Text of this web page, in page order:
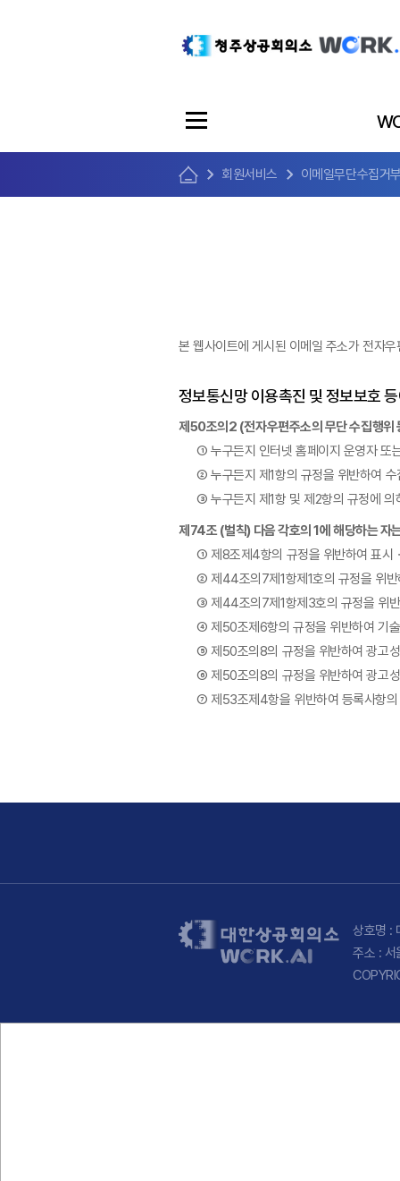
회원서비스 이메일무단수집거
본 웹사이트에 게시된 이메일 주소가 전자
정보통신망 이용촉진 및 정보보호
제50조의2 (전자우편주소의 무단 수집행위
① 누구든지 인터넷 홈페이지 운영자 또
② 누구든지 제1항의 규정을 위반하여
③ 누구든지 제1항 및 제2항의 규정에 의
제74조 (벌칙) 다음 각호의 1에 해당하는 자
① 제8조제4항의 규정을 위반하여 표시
② 제44조의7제1항제1호의 규정을 위반
③ 제44조의7제1항제3호의 규정을 위반
④ 제50조제6항의 규정을 위반하여 기
⑤ 제50조의8의 규정을 위반하여 광고
⑥ 제50조의8의 규정을 위반하여 광고
⑦ 제53조제4항을 위반하여 등록사항의
상호명 :
주소 :